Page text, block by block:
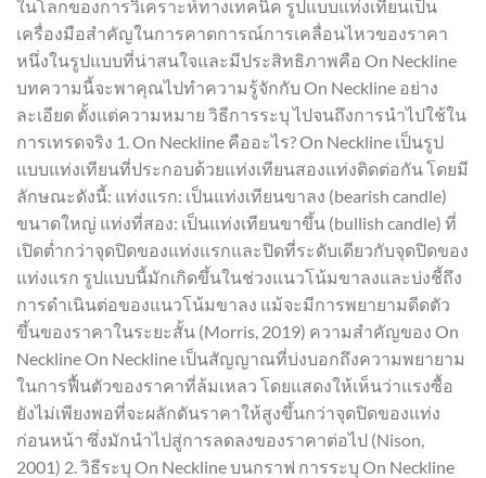
ในโลกของการวิเคราะห์ทางเทคนิค รูปแบบแท่งเทียนเป็น
เครื่องมือสำคัญในการคาดการณ์การเคลื่อนไหวของราคา
หนึ่งในรูปแบบที่น่าสนใจและมีประสิทธิภาพคือ On Neckline
บทความนี้จะพาคุณไปทำความรู้จักกับ On Neckline อย่าง
ละเอียด ตั้งแต่ความหมาย วิธีการระบุ ไปจนถึงการนำไปใช้ใน
การเทรดจริง 1. On Neckline คืออะไร? On Neckline เป็นรูป
แบบแท่งเทียนที่ประกอบด้วยแท่งเทียนสองแท่งติดต่อกัน โดยมี
ลักษณะดังนี้: แท่งแรก: เป็นแท่งเทียนขาลง (bearish candle)
ขนาดใหญ่ แท่งที่สอง: เป็นแท่งเทียนขาขึ้น (bullish candle) ที่
เปิดต่ำกว่าจุดปิดของแท่งแรกและปิดที่ระดับเดียวกับจุดปิดของ
แท่งแรก รูปแบบนี้มักเกิดขึ้นในช่วงแนวโน้มขาลงและบ่งชี้ถึง
การดำเนินต่อของแนวโน้มขาลง แม้จะมีการพยายามดีดตัว
ขึ้นของราคาในระยะสั้น (Morris, 2019) ความสำคัญของ On
Neckline On Neckline เป็นสัญญาณที่บ่งบอกถึงความพยายาม
ในการฟื้นตัวของราคาที่ล้มเหลว โดยแสดงให้เห็นว่าแรงซื้อ
ยังไม่เพียงพอที่จะผลักดันราคาให้สูงขึ้นกว่าจุดปิดของแท่ง
ก่อนหน้า ซึ่งมักนำไปสู่การลดลงของราคาต่อไป (Nison,
2001) 2. วิธีระบุ On Neckline บนกราฟ การระบุ On Neckline